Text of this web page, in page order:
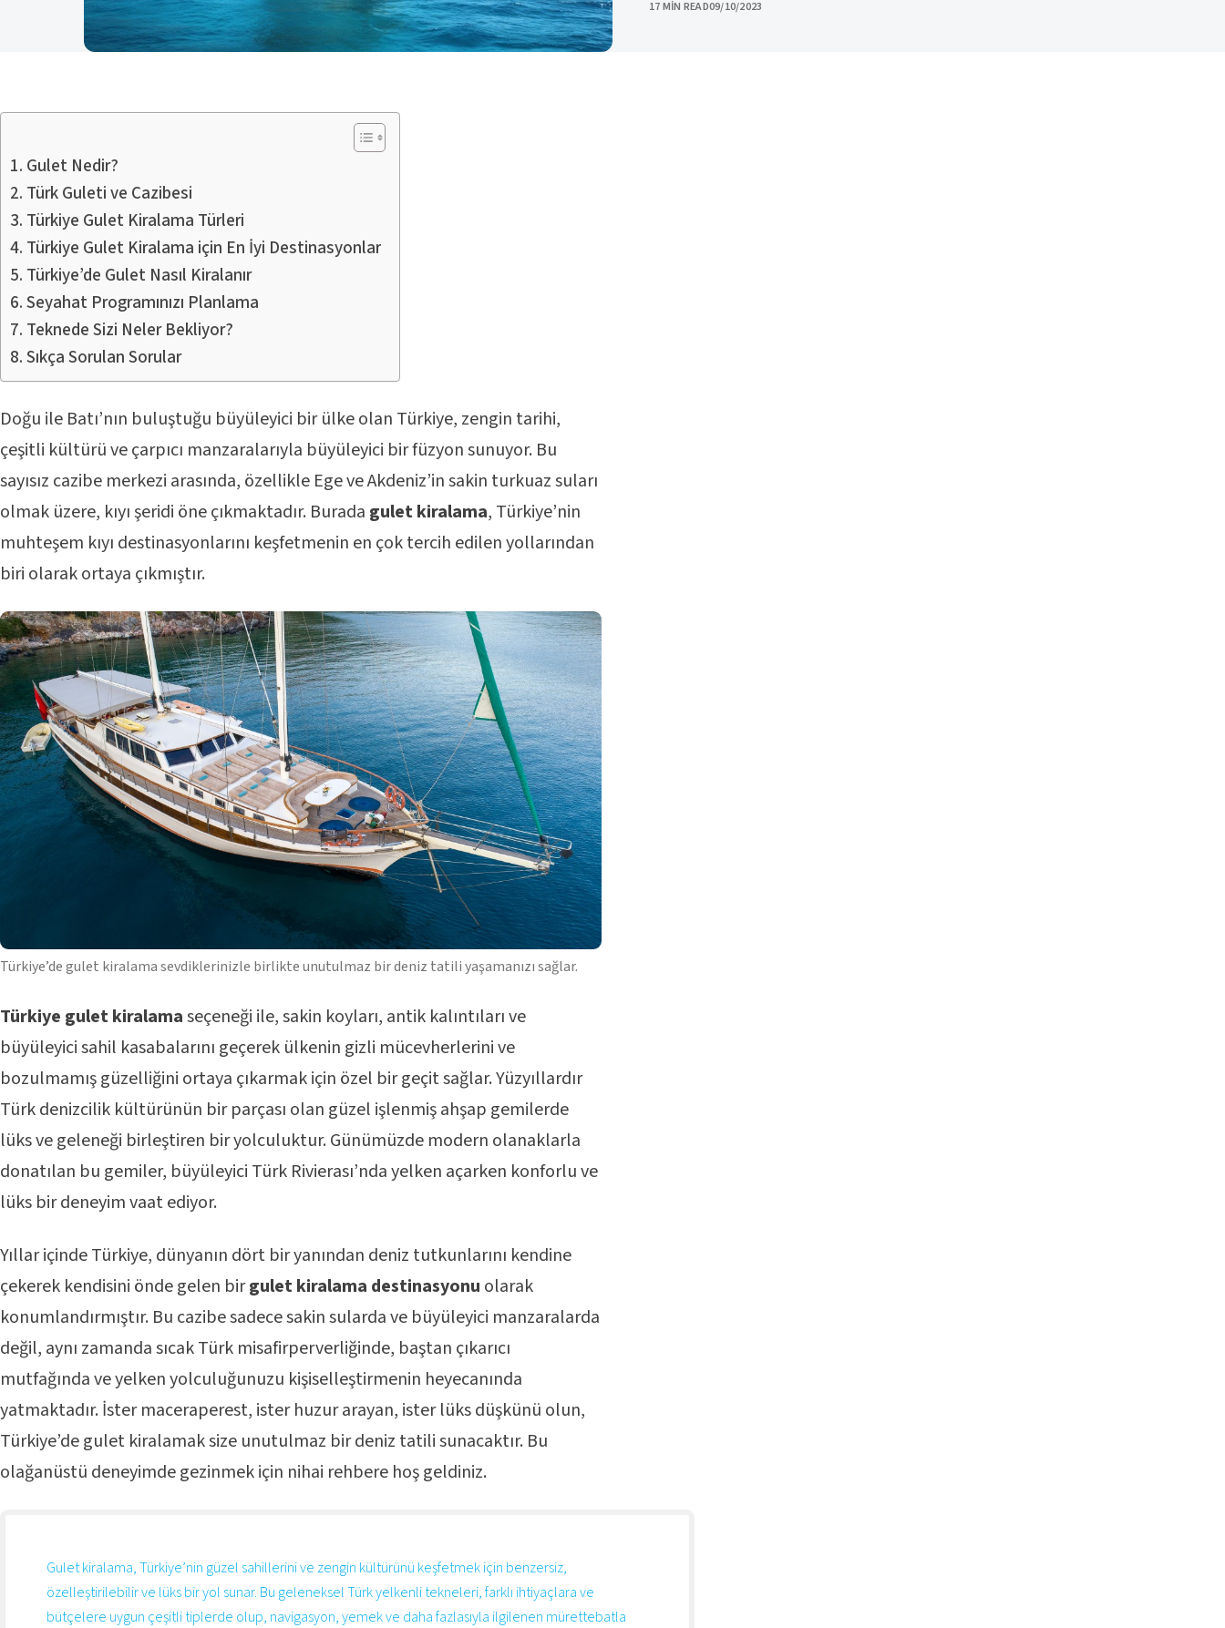
17 MIN READPUBLISHED
09/10/2023
Gulet Nedir?
Türk Guleti ve Cazibesi
Türkiye Gulet Kiralama Türleri
Türkiye Gulet Kiralama için En İyi Destinasyonlar
Türkiye’de Gulet Nasıl Kiralanır
Seyahat Programınızı Planlama
Teknede Sizi Neler Bekliyor?
Sıkça Sorulan Sorular
Doğu ile Batı’nın buluştuğu büyüleyici bir ülke olan Türkiye, zengin tarihi,
çeşitli kültürü ve çarpıcı manzaralarıyla büyüleyici bir füzyon sunuyor. Bu
sayısız cazibe merkezi arasında, özellikle Ege ve Akdeniz’in sakin turkuaz suları
olmak üzere, kıyı şeridi öne çıkmaktadır. Burada gulet kiralama, Türkiye’nin
muhteşem kıyı destinasyonlarını keşfetmenin en çok tercih edilen yollarından
biri olarak ortaya çıkmıştır.
Türkiye’de gulet kiralama sevdiklerinizle birlikte unutulmaz bir deniz tatili yaşamanızı sağlar.
Türkiye gulet kiralamaseçeneği ile, sakin koyları, antik kalıntıları ve
büyüleyici sahil kasabalarını geçerek ülkenin gizli mücevherlerini ve
bozulmamış güzelliğini ortaya çıkarmak için özel bir geçit sağlar. Yüzyıllardır
Türk denizcilik kültürünün bir parçası olan güzel işlenmiş ahşap gemilerde
lüks ve geleneği birleştiren bir yolculuktur. Günümüzde modern olanaklarla
donatılan bu gemiler, büyüleyici Türk Rivierası’nda yelken açarken konforlu ve
lüks bir deneyim vaat ediyor.
Yıllar içinde Türkiye, dünyanın dört bir yanından deniz tutkunlarını kendine
çekerek kendisini önde gelen birgulet kiralama destinasyonu olarak
konumlandırmıştır. Bu cazibe sadece sakin sularda ve büyüleyici manzaralarda
değil, aynı zamanda sıcak Türk misafirperverliğinde, baştan çıkarıcı
mutfağında ve yelken yolculuğunuzu kişiselleştirmenin heyecanında
yatmaktadır. İster maceraperest, ister huzur arayan, ister lüks düşkünü olun,
Türkiye’de gulet kiralamak size unutulmaz bir deniz tatili sunacaktır. Bu
olağanüstü deneyimde gezinmek için nihai rehbere hoş geldiniz.
Gulet kiralama, Türkiye’nin güzel sahillerini ve zengin kültürünü keşfetmek için benzersiz,
özelleştirilebilir ve lüks bir yol sunar. Bu geleneksel Türk yelkenli tekneleri, farklı ihtiyaçlara ve
bütçelere uygun çeşitli tiplerde olup, navigasyon, yemek ve daha fazlasıyla ilgilenen mürettebatla